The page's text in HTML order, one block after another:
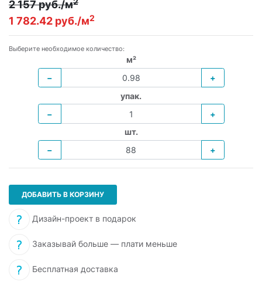
2 157 руб./м
1 782.42 руб./м2
Выберите необходимое количество:
м²
−
+
упак.
−
+
шт.
−
+
ДОБАВИТЬ В КОРЗИНУ
Дизайн-проект в подарок
Заказывай больше — плати меньше
Бесплатная доставка